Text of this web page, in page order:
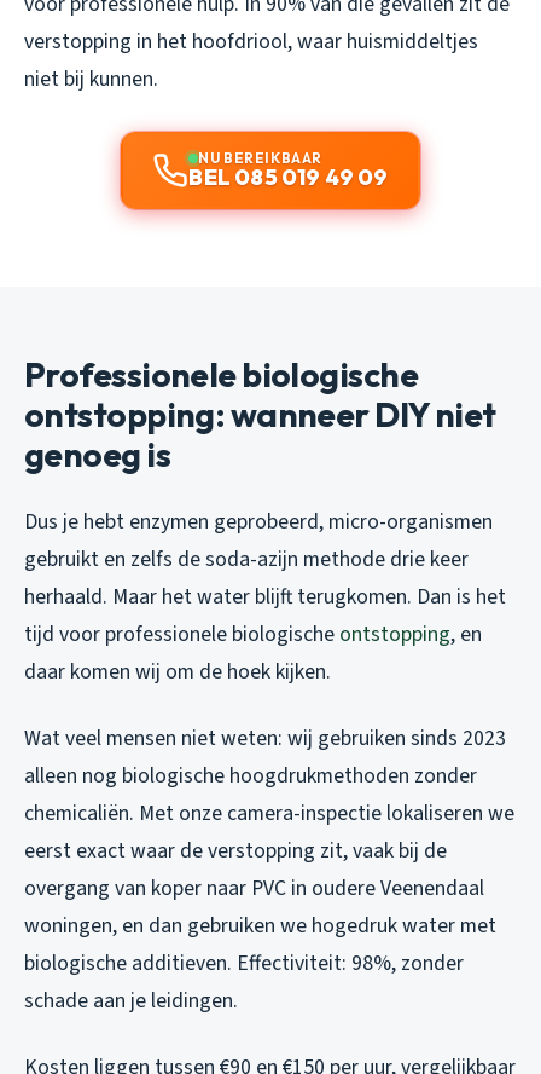
verstopping in het hoofdriool, waar huismiddeltjes
niet bij kunnen.
NU BEREIKBAAR
BEL 085 019 49 09
Professionele biologische
ontstopping: wanneer DIY niet
genoeg is
Dus je hebt enzymen geprobeerd, micro-organismen
gebruikt en zelfs de soda-azijn methode drie keer
herhaald. Maar het water blijft terugkomen. Dan is het
tijd voor professionele biologische ontstopping, en
daar komen wij om de hoek kijken.
Wat veel mensen niet weten: wij gebruiken sinds 2023
alleen nog biologische hoogdrukmethoden zonder
chemicaliën. Met onze camera-inspectie lokaliseren we
eerst exact waar de verstopping zit, vaak bij de
overgang van koper naar PVC in oudere Veenendaal
woningen, en dan gebruiken we hogedruk water met
biologische additieven. Effectiviteit: 98%, zonder
schade aan je leidingen.
Kosten liggen tussen €90 en €150 per uur, vergelijkbaar